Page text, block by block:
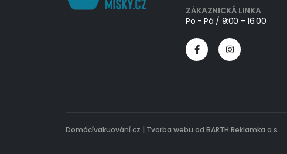
ZÁKAZNICKÁ LINKA
Po - Pá / 9:00 - 16:00
Domácívakuování.cz | Tvorba webu od BARTH Reklamka a.s.